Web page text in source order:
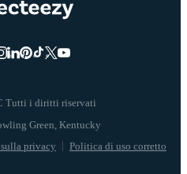
Tutti i diritti riservati
privacy Politica di uso corretto